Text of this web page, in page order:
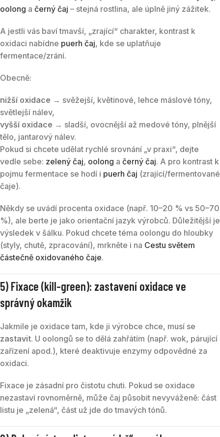
oolong a černý čaj – stejná rostlina, ale úplně jiný zážitek.
A jestli vás baví tmavší, „zrající“ charakter, kontrast k
oxidaci nabídne puerh čaj, kde se uplatňuje
fermentace/zrání.
Obecně:
nižší oxidace → svěžejší, květinové, lehce máslové tóny,
světlejší nálev,
vyšší oxidace → sladší, ovocnější až medové tóny, plnější
tělo, jantarový nálev.
Pokud si chcete udělat rychlé srovnání „v praxi“, dejte
vedle sebe: zelený čaj, oolong a černý čaj. A pro kontrast k
pojmu fermentace se hodí i puerh čaj (zrající/fermentované
čaje).
Někdy se uvádí procenta oxidace (např. 10–20 % vs 50–70
%), ale berte je jako orientační jazyk výrobců. Důležitější je
výsledek v šálku. Pokud chcete téma oolongu do hloubky
(styly, chutě, zpracování), mrkněte i na Cestu světem
částečně oxidovaného čaje.
5) Fixace (kill-green): zastavení oxidace ve
správný okamžik
Jakmile je oxidace tam, kde ji výrobce chce, musí se
zastavit. U oolongů se to dělá zahřátím (např. wok, párující
zařízení apod.), které deaktivuje enzymy odpovědné za
oxidaci.
Fixace je zásadní pro čistotu chuti. Pokud se oxidace
nezastaví rovnoměrně, může čaj působit nevyváženě: část
listu je „zelená“, část už jde do tmavých tónů.